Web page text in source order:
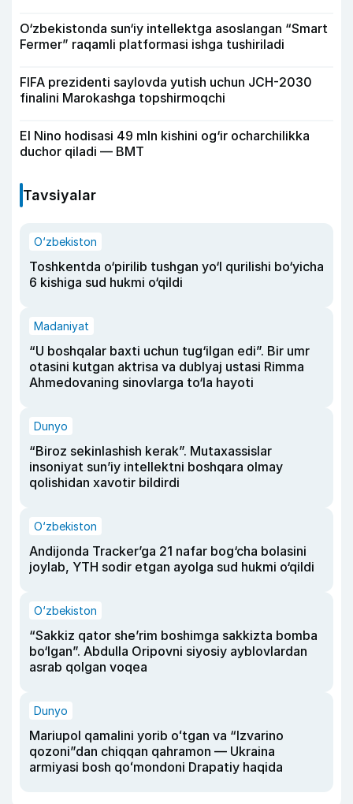
O‘zbekistonda sun‘iy intellektga asoslangan “Smart
Fermer” raqamli platformasi ishga tushiriladi
FIFA prezidenti saylovda yutish uchun JCH-2030
finalini Marokashga topshirmoqchi
El Nino hodisasi 49 mln kishini og‘ir ocharchilikka
duchor qiladi — BMT
Tavsiyalar
O‘zbekiston
Toshkentda o‘pirilib tushgan yo‘l qurilishi bo‘yicha
6 kishiga sud hukmi o‘qildi
Madaniyat
“U boshqalar baxti uchun tug‘ilgan edi”. Bir umr
otasini kutgan aktrisa va dublyaj ustasi Rimma
Ahmedovaning sinovlarga to‘la hayoti
Dunyo
“Biroz sekinlashish kerak”. Mutaxassislar
insoniyat sun’iy intellektni boshqara olmay
qolishidan xavotir bildirdi
O‘zbekiston
Andijonda Tracker’ga 21 nafar bog‘cha bolasini
joylab, YTH sodir etgan ayolga sud hukmi o‘qildi
O‘zbekiston
“Sakkiz qator she’rim boshimga sakkizta bomba
bo‘lgan”. Abdulla Oripovni siyosiy ayblovlardan
asrab qolgan voqea
Dunyo
Mariupol qamalini yorib oʻtgan va “Izvarino
qozoni”dan chiqqan qahramon — Ukraina
armiyasi bosh qoʻmondoni Drapatiy haqida